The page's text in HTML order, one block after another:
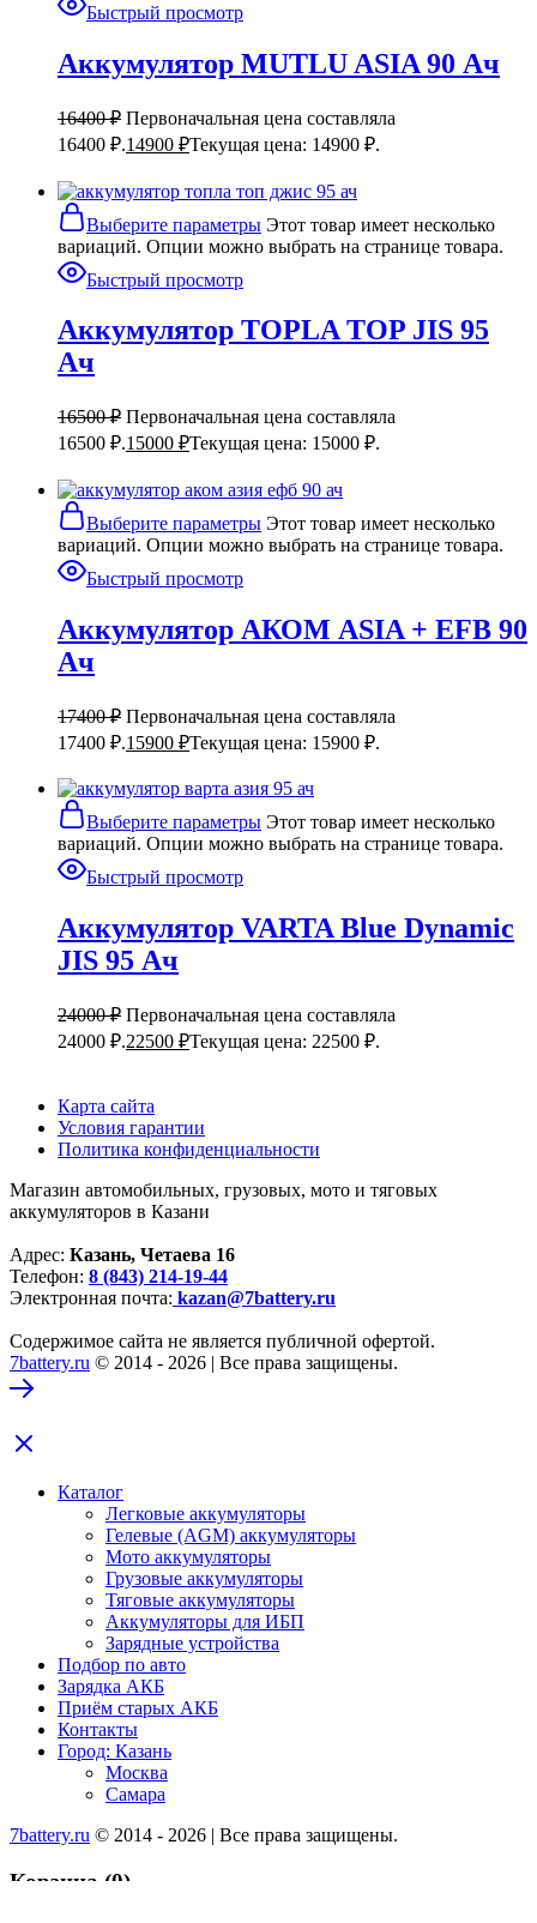
Быстрый просмотр
Аккумулятор MUTLU ASIA 90 Ач
16400₽ Первоначальная цена составляла
16400 ₽.14900 ₽Текущая цена: 14900 ₽.
Выберите параметры Этот товар имеет несколько
вариаций. Опции можно выбрать на странице товара.
Быстрый просмотр
Аккумулятор TOPLA TOP JIS 95
Ач
16500₽ Первоначальная цена составляла
16500 ₽.15000 ₽Текущая цена: 15000 ₽.
Выберите параметры Этот товар имеет несколько
вариаций. Опции можно выбрать на странице товара.
Быстрый просмотр
Аккумулятор АКОМ ASIA + EFB 90
Ач
17400₽ Первоначальная цена составляла
17400 ₽.15900 ₽Текущая цена: 15900 ₽.
Выберите параметры Этот товар имеет несколько
вариаций. Опции можно выбрать на странице товара.
Быстрый просмотр
Аккумулятор VARTA Blue Dynamic
JIS 95 Ач
24000₽ Первоначальная цена составляла
24000 ₽.22500 ₽Текущая цена: 22500 ₽.
Карта сайта
Условия гарантии
Политика конфиденциальности
Магазин автомобильных, грузовых, мото и тяговых
аккумуляторов в Казани
Адрес: Казань, Четаева 16
Телефон: 8 (843) 214-19-44
Электронная почта: kazan@7battery.ru
Содержимое сайта не является публичной офертой.
7battery.ru © 2014 - 2026 | Все права защищены.
Каталог
Легковые аккумуляторы
Гелевые (AGM) аккумуляторы
Мото аккумуляторы
Грузовые аккумуляторы
Тяговые аккумуляторы
Аккумуляторы для ИБП
Зарядные устройства
Подбор по авто
Зарядка АКБ
Приём старых АКБ
Контакты
Город: Казань
Москва
Самара
7battery.ru © 2014 - 2026 | Все права защищены.
Корзина (0)